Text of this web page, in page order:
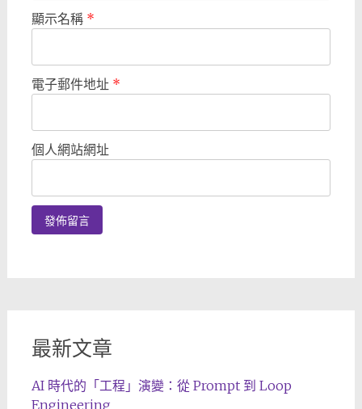
顯示名稱 *
電子郵件地址 *
個人網站網址
最新文章
AI 時代的「工程」演變：從 Prompt 到 Loop
Engineering